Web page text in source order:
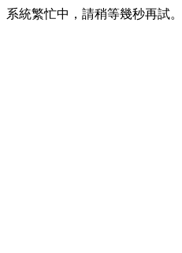
系統繁忙中，請稍等幾秒再試。